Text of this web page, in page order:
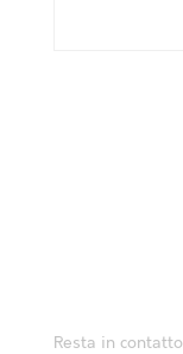
Resta in contatto